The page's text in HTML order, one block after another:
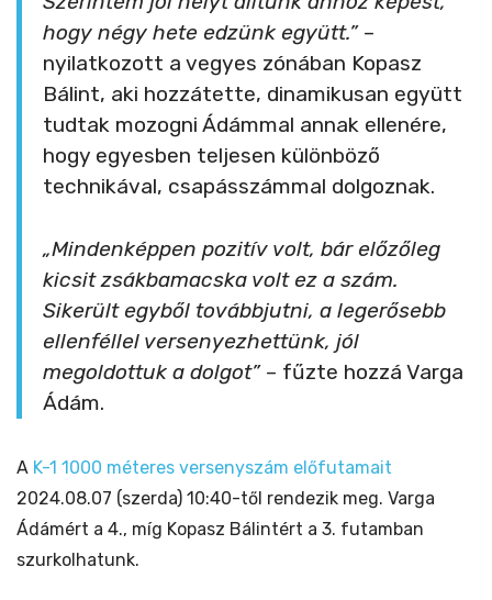
hogy négy hete edzünk együtt.” –
nyilatkozott a vegyes zónában Kopasz
Bálint, aki hozzátette, dinamikusan együtt
tudtak mozogni Ádámmal annak ellenére,
hogy egyesben teljesen különböző
technikával, csapásszámmal dolgoznak.
„Mindenképpen pozitív volt, bár előzőleg
kicsit zsákbamacska volt ez a szám.
Sikerült egyből továbbjutni, a legerősebb
ellenféllel versenyezhettünk, jól
megoldottuk a dolgot”– fűzte hozzá Varga
Ádám.
A K-1 1000 méteres versenyszám előfutamait
2024.08.07 (szerda) 10:40-től rendezik meg. Varga
Ádámért a 4., míg Kopasz Bálintért a 3. futamban
szurkolhatunk.